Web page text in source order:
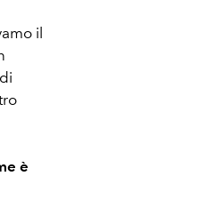
il
è